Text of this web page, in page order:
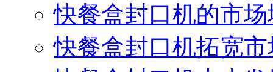
快餐盒封口机的市
快餐盒封口机拓宽